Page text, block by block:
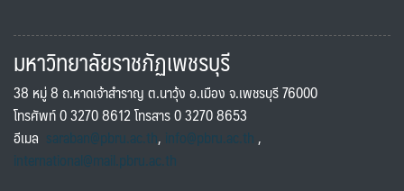
มหาวิทยาลัยราชภัฏเพชรบุรี
38 หมู่ 8 ถ.หาดเจ้าสำราญ ต.นาวุ้ง อ.เมือง จ.เพชรบุรี 76000
โทรศัพท์ 0 3270 8612 โทรสาร 0 3270 8653
อีเมล saraban@pbru.ac.th, info@pbru.ac.th,
international@mail.pbru.ac.th